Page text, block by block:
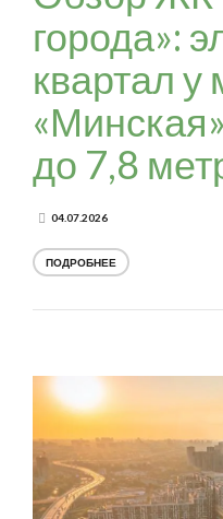
города»:
квартал у
до 7,8
04.07.2026
ПОДРОБНЕЕ